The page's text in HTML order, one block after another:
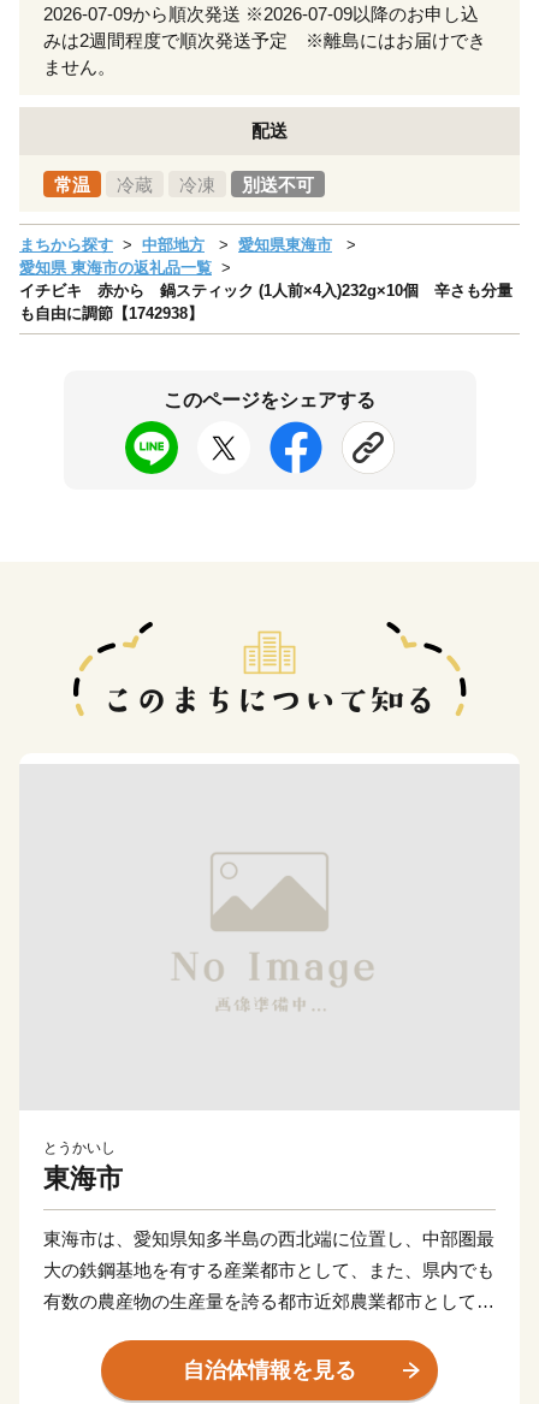
2026-07-09から順次発送 ※2026-07-09以降のお申し込
みは2週間程度で順次発送予定 ※離島にはお届けでき
ません。
配送
常温 冷蔵 冷凍 別送不可
まちから探す 中部地方
愛知県東海市
愛知県 東海市の返礼品一覧
イチビキ 赤から 鍋スティック (1人前×4入)232g×10個 辛さも分量
も自由に調節【1742938】
このページをシェアする
とうかいし
東海市
東海市は、愛知県知多半島の西北端に位置し、中部圏最
大の鉄鋼基地を有する産業都市として、また、県内でも
有数の農産物の生産量を誇る都市近郊農業都市として、
自治体情報を見る